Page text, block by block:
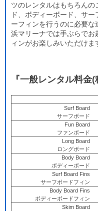
ツのレンタルはもちろん
ド、ボディーボード、サ
ーフィンを行うのに必要
浜マリーナでは手ぶらでお
ィンがお楽しみいただけま
『一般レンタル料金(
Surf Board
サーフボード
Fun Board
ファンボード
Long Board
ロングボード
Body Board
ボディーボード
Surf Board Fins
サーフボードフィン
Body Board Fins
ボディーボードフィン
Skim Board